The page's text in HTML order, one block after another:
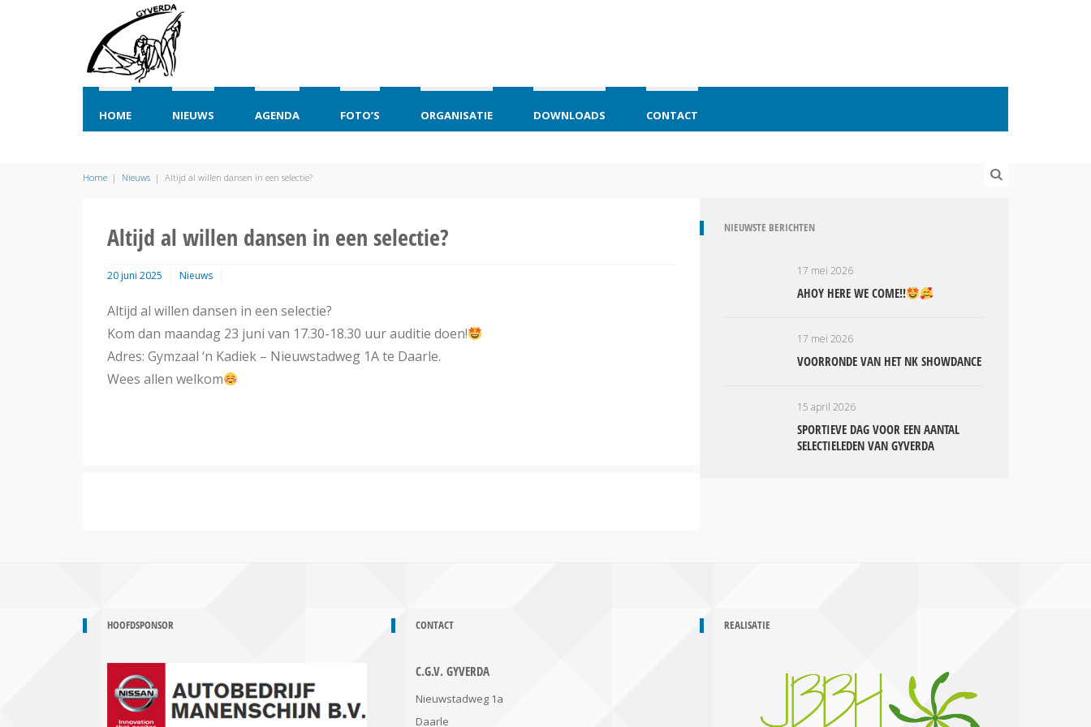
HOME NIEUWS AGENDA FOTO’S ORGANISATIE DOWNLOADS CONTACT
Home | Nieuws | Altijd al willen dansen in een selectie?
Altijd al willen dansen in een selectie?
20 juni 2025 Nieuws
Altijd al willen dansen in een selectie?
Kom dan maandag 23 juni van 17.30-18.30 uur auditie doen!
Adres: Gymzaal ‘n Kadiek – Nieuwstadweg 1A te Daarle.
Wees allen welkom
NIEUWSTE BERICHTEN
17 mei 2026
AHOY HERE WE COME!!
17 mei 2026
VOORRONDE VAN HET NK SHOWDANCE
15 april 2026
SPORTIEVE DAG VOOR EEN AANTAL
SELECTIELEDEN VAN GYVERDA
HOOFDSPONSOR CONTACT
C.G.V. GYVERDA
Nieuwstadweg 1a
Daarle
REALISATIE